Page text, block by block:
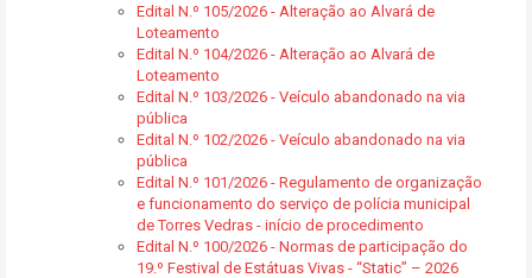
Edital N.º 105/2026 - Alteração ao Alvará de
Loteamento
Edital N.º 104/2026 - Alteração ao Alvará de
Loteamento
Edital N.º 103/2026 - Veículo abandonado na via
pública
Edital N.º 102/2026 - Veículo abandonado na via
pública
Edital N.º 101/2026 - Regulamento de organização
e funcionamento do serviço de polícia municipal
de Torres Vedras - início de procedimento
Edital N.º 100/2026 - Normas de participação do
19.º Festival de Estátuas Vivas - “Static” – 2026